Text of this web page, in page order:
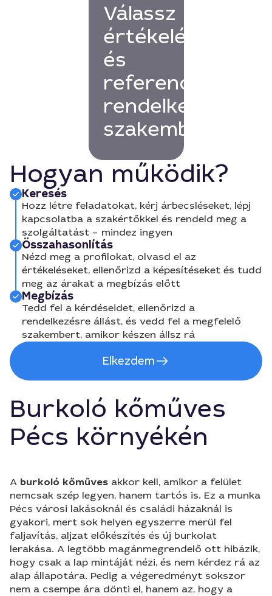
Válassz
értékelésekkel
és
referenciákkal
rendelkező
szakembert!
Hogyan működik?
Keresés
Hozz létre feladatokat, kérj árbecsléseket, lépj
kapcsolatba a szakértőkkel és rendeld meg a
szolgáltatást – mindez ingyen
Összahasonlítás
Nézd meg a profilokat, olvasd el az
értékeléseket, ellenőrizd a képesítéseket és tudd
meg az árakat a megbízás előtt
Megbízás
Tedd fel a kérdéseidet, ellenőrizd a
rendelkezésre állást, és vedd fel a megfelelő
szakembert, amikor készen állsz rá
Elkezdem
Burkoló kőműves
Pécs környékén
A burkoló kőműves akkor kell, amikor a felület
nemcsak szép legyen, hanem tartós is. Ez a munka
Pécs városi lakásoknál és családi házaknál is
gyakori, mert sok helyen egyszerre merül fel
faljavítás, aljzat előkészítés és új burkolat
lerakása. A legtöbb magánmegrendelő ott hibázik,
hogy csak a lap mintáját nézi, és nem kérdez rá az
alap állapotára. Pedig a végeredményt sokszor
nem a csempe ára dönti el, hanem az, hogy a